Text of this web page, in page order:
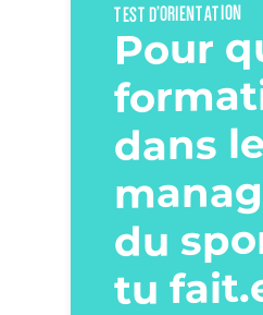
TEST D’ORIENTATION
Pour
dans le
du
tu